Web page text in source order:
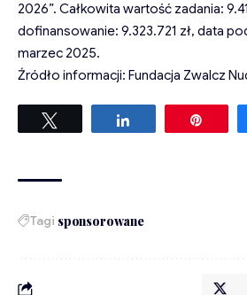
2026”. Całkowita wartość zadania:
dofinansowanie: 9.323.721 zł, data
marzec 2025.
Źródło informacji: Fundacja Zwalcz
Udostępnij
Tagi sponsorowane